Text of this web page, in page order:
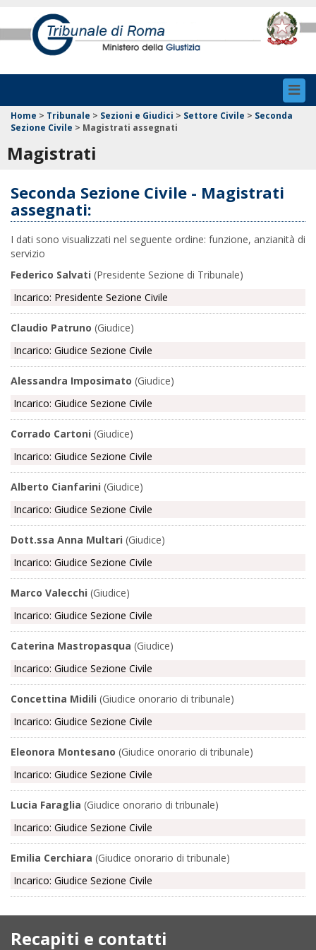
Home > Tribunale > Sezioni e Giudici > Settore Civile > Seconda
Sezione Civile > Magistrati assegnati
Magistrati
Seconda Sezione Civile - Magistrati
assegnati:
I dati sono visualizzati nel seguente ordine: funzione, anzianità di
servizio
Federico Salvati (Presidente Sezione di Tribunale)
Incarico: Presidente Sezione Civile
Claudio Patruno (Giudice)
Incarico: Giudice Sezione Civile
Alessandra Imposimato (Giudice)
Incarico: Giudice Sezione Civile
Corrado Cartoni (Giudice)
Incarico: Giudice Sezione Civile
Alberto Cianfarini (Giudice)
Incarico: Giudice Sezione Civile
Dott.ssa Anna Multari (Giudice)
Incarico: Giudice Sezione Civile
Marco Valecchi (Giudice)
Incarico: Giudice Sezione Civile
Caterina Mastropasqua (Giudice)
Incarico: Giudice Sezione Civile
Concettina Midili (Giudice onorario di tribunale)
Incarico: Giudice Sezione Civile
Eleonora Montesano (Giudice onorario di tribunale)
Incarico: Giudice Sezione Civile
Lucia Faraglia (Giudice onorario di tribunale)
Incarico: Giudice Sezione Civile
Emilia Cerchiara (Giudice onorario di tribunale)
Incarico: Giudice Sezione Civile
Recapiti e contatti